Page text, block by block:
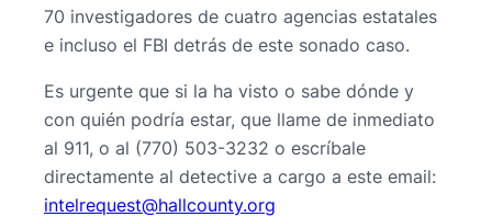
70 investigadores de cuatro agencias estatales
e incluso el FBI detrás de este sonado caso.
Es urgente que si la ha visto o sabe dónde y
con quién podría estar, que llame de inmediato
al 911, o al (770) 503-3232 o escríbale
directamente al detective a cargo a este email:
gro.ytnuocllah
@tseuqerletni